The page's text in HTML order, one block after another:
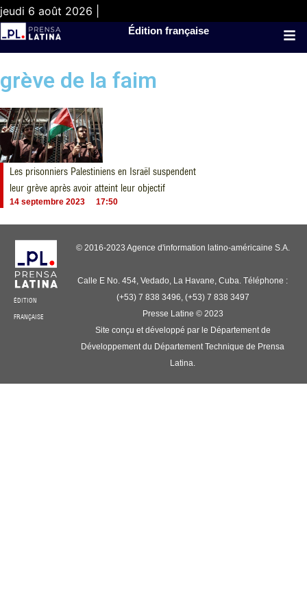
jeudi 6 août 2026 |
Édition française
grève de la faim
Les prisonniers Palestiniens en Israël suspendent
leur grève après avoir atteint leur objectif
14 septembre 2023 17:50
ÉDITION
FRANÇAISE
© 2016-2023 Agence d'information latino-américaine S.A.
Calle E No. 454, Vedado, La Havane, Cuba. Téléphone :
(+53) 7 838 3496, (+53) 7 838 3497
Presse Latine © 2023
Site conçu et développé par le Département de
Développement du Département Technique de Prensa
Latina.